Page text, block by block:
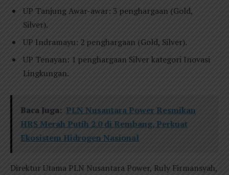
UP Tanjung Awar-awar: 3 penghargaan (Gold,
Silver).
UP Indramayu: 2 penghargaan (Gold, Silver).
UP Tenayan: 1 penghargaan Silver kategori Inovasi
Lingkungan.
Baca Juga: PLN Nusantara Power Resmikan
HRS Merah Putih 2.0 di Rembang, Perkuat
Ekosistem Hidrogen Nasional
Direktur Utama PLN Nusantara Power, Ruly Firmansyah,